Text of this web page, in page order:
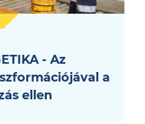
- Az
a
ellen